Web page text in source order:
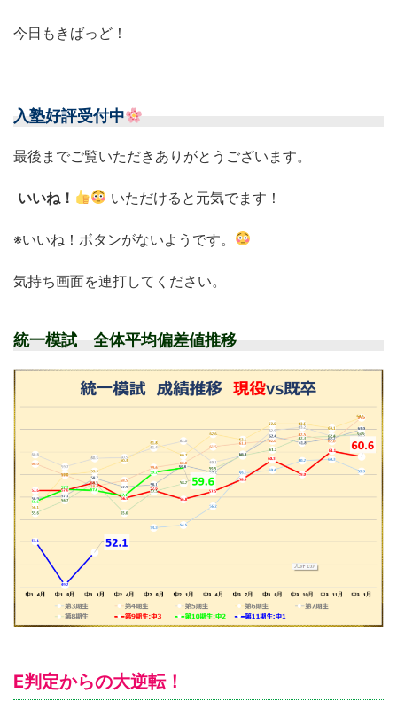
今日もきばっど！
入塾好評受付中
最後までご覧いただきありがとうございます。
いいね！ いただけると元気でます！
※いいね！ボタンがないようです。
気持ち画面を連打してください。
統一模試 全体平均偏差値推移
E判定からの大逆転！